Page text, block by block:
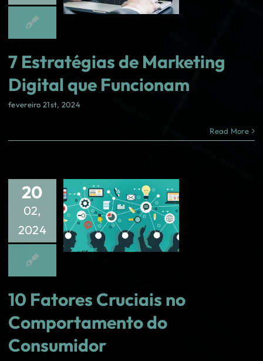
7 Estratégias de Marketing
Digital que Funcionam
fevereiro 21st, 2024
Read More
20
02,
2024
10 Fatores Cruciais no
Comportamento do
Consumidor